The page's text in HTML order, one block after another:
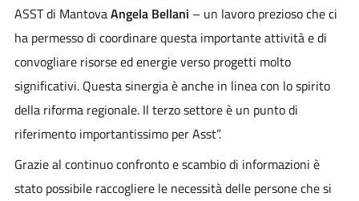
ASST di MantovaAngela Bellani – un lavoro prezioso che ci
ha permesso di coordinare questa importante attività e di
convogliare risorse ed energie verso progetti molto
significativi. Questa sinergia è anche in linea con lo spirito
della riforma regionale. Il terzo settore è un punto di
riferimento importantissimo per Asst”.
Grazie al continuo confronto e scambio di informazioni è
stato possibile raccogliere le necessità delle persone che si